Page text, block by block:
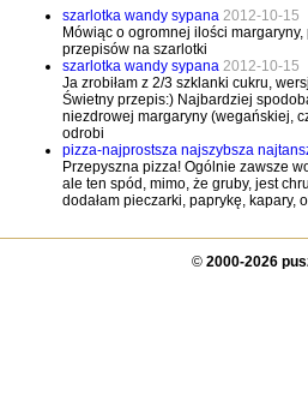
szarlotka wandy sypana 2012-10-15
Mówiąc o ogromnej ilości
przepisów na szarlotki
szarlotka wandy sypana 2012-10-15
Ja zrobiłam z 2/3 szklanki cukru,
Świetny przepis:) Najbardziej
niezdrowej margaryny (wegańskiej,
odrobi
pizza-najprostsza najszybsza
Przepyszna pizza! Ogólnie zawsze
ale ten spód, mimo, że gruby, jest
dodałam pieczarki, paprykę, kapary,
© 2000-2026